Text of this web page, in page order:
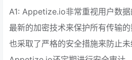
A1: Appetize.io非常重视用户数
最新的加密技术来保护所有传输
也采取了严格的安全措施来防止未